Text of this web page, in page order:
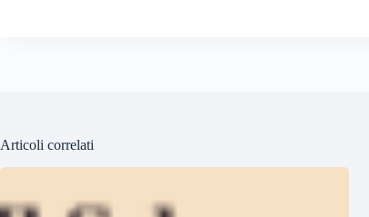
Articoli correlati